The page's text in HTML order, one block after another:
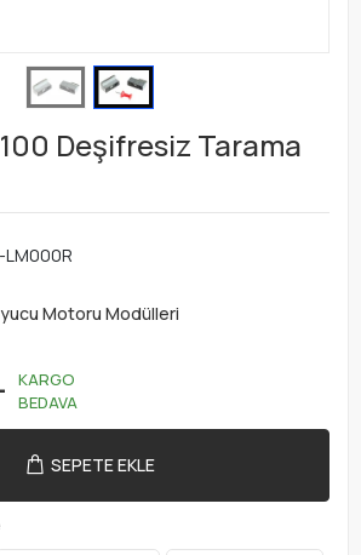
Deşifresiz Tarama
LM000R
Motoru Modülleri
KARGO
BEDAVA
SEPETE EKLE